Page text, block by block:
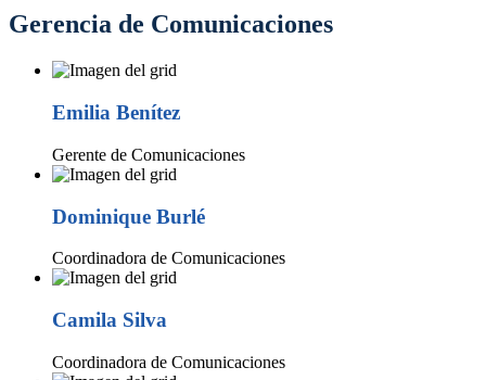
Gerencia de Comunicaciones
Emilia Benítez
Gerente de Comunicaciones
Dominique Burlé
Coordinadora de Comunicaciones
Camila Silva
Coordinadora de Comunicaciones